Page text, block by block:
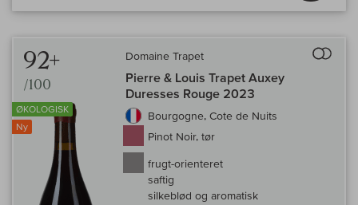
92+
/100
ØKOLOGISK
Ny
Domaine Trapet
Pierre & Louis Trapet Auxey
Duresses Rouge 2023
Bourgogne, Cote de Nuits
Pinot Noir, tør
frugt-orienteret
saftig
silkeblød og aromatisk